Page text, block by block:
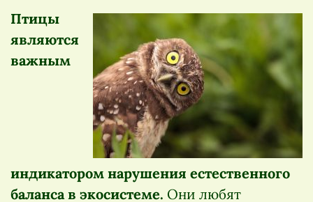
Птицы
являются
важным
индикатором нарушения естественного
баланса в экосистеме. Они любят